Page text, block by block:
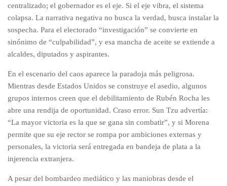
centralizado; el gobernador es el eje. Si el eje vibra, el sistema
colapsa. La narrativa negativa no busca la verdad, busca instalar la
sospecha. Para el electorado “investigación” se convierte en
sinónimo de “culpabilidad”, y esa mancha de aceite se extiende a
alcaldes, diputados y aspirantes.
​En el escenario del caos aparece la paradoja más peligrosa.
Mientras desde Estados Unidos se construye el asedio, algunos
grupos internos creen que el debilitamiento de Rubén Rocha les
abre una rendija de oportunidad. Craso error. Sun Tzu advertía:
“La mayor victoria es la que se gana sin combatir”, y si Morena
permite que su eje rector se rompa por ambiciones externas y
personales, la victoria será entregada en bandeja de plata a la
injerencia extranjera.
​A pesar del bombardeo mediático y las maniobras desde el